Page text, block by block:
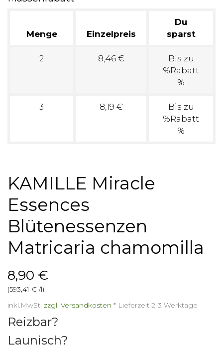
Menge Einzelpreis
Du
sparst
2 8,46 €
Bis zu
%Rabatt
%
3 8,19 €
Bis zu
%Rabatt
%
KAMILLE Miracle
Essences
Blütenessenzen
Matricaria chamomilla
8,90 €
(593,41 € /l)
inkl.MwSt. zzgl. Versandkosten * Lieferzeit 2-3 Werktage
Reizbar?
Launisch?